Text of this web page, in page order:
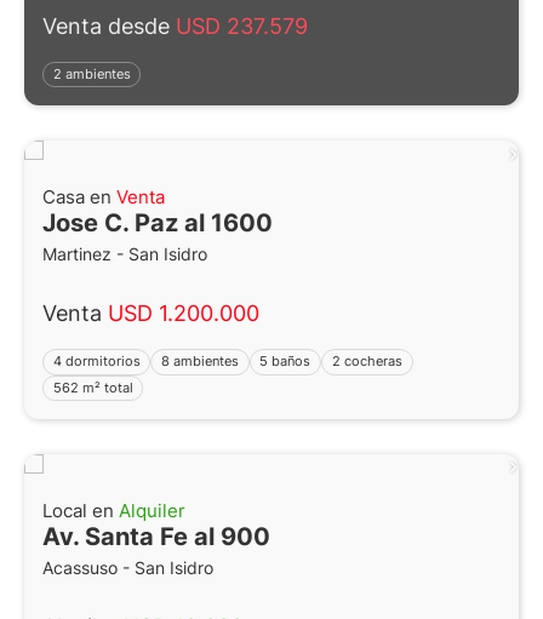
Venta desde USD 237.579
2 ambientes
Casa en Venta
Jose C. Paz al 1600
Martinez - San Isidro
Venta USD 1.200.000
4 dormitorios 8 ambientes 5 baños
2 cocheras
562 m² total
Local en Alquiler
Av. Santa Fe al 900
Acassuso - San Isidro